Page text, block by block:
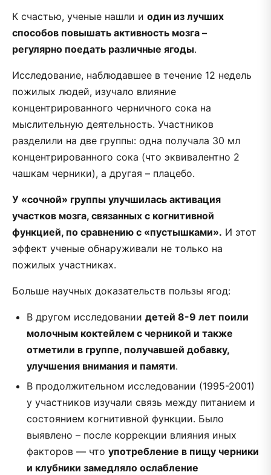
К счастью, ученые нашли и один из лучших
способов повышать активность мозга –
регулярно поедать различные ягоды.
Исследование, наблюдавшее в течение 12 недель
пожилых людей, изучало влияние
концентрированного черничного сока на
мыслительную деятельность. Участников
разделили на две группы: одна получала 30 мл
концентрированного сока (что эквивалентно 2
чашкам черники), а другая – плацебо.
У «сочной» группы улучшилась активация
участков мозга, связанных с когнитивной
функцией, по сравнению с «пустышками». И этот
эффект ученые обнаруживали не только на
пожилых участниках.
Больше научных доказательств пользы ягод:
В другом исследовании детей 8-9 лет поили
молочным коктейлем с черникой и также
отметили в группе, получавшей добавку,
улучшения внимания и памяти.
В продолжительном исследовании (1995-2001)
у участников изучали связь между питанием и
состоянием когнитивной функции. Было
выявлено – после коррекции влияния иных
факторов — что употребление в пищу черники
и клубники замедляло ослабление